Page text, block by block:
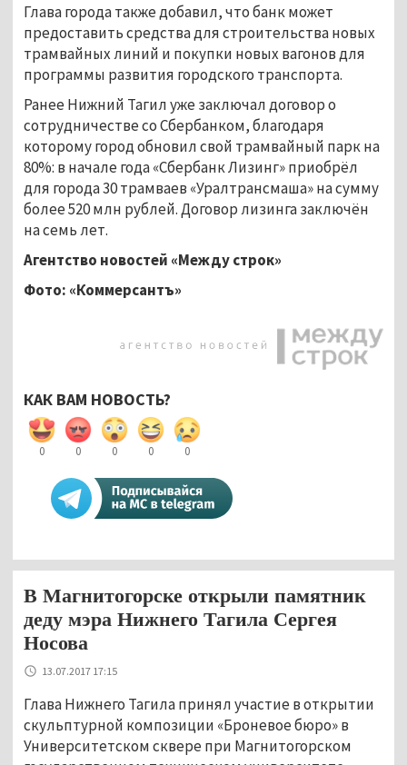
Глава города также добавил, что банк может
предоставить средства для строительства новых
трамвайных линий и покупки новых вагонов для
программы развития городского транспорта.
Ранее Нижний Тагил уже заключал договор о
сотрудничестве со Сбербанком, благодаря
которому город обновил свой трамвайный парк на
80%: в начале года «Сбербанк Лизинг» приобрёл
для города 30 трамваев «Уралтрансмаша» на сумму
более 520 млн рублей. Договор лизинга заключён
на семь лет.
Агентство новостей «Между строк»
Фото: «Коммерсантъ»
КАК ВАМ НОВОСТЬ?
0 0 0 0 0
В Магнитогорске открыли памятник
деду мэра Нижнего Тагила Сергея
Носова
13.07.2017 17:15
Глава Нижнего Тагила принял участие в открытии
скульптурной композиции «Броневое бюро» в
Университетском сквере при Магнитогорском